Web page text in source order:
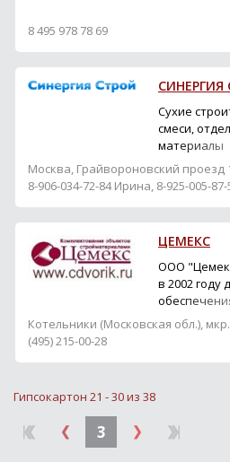
Вашему
наш
порядке 100
нал...
8 495 978 78 69
СИНЕРГИЯ
Сухие
смеси,
материалы
Москва, Грайвороновский проезд
8-906-034-72-84 Ирина, 8-925-005-87-
ЦЕМЕКС
ООО
в 2002 году
Москвы
соблюдение
Котельники (Московская обл.),
(495) 215-00-28
Гипсокартон 21 - 30 из 38
3